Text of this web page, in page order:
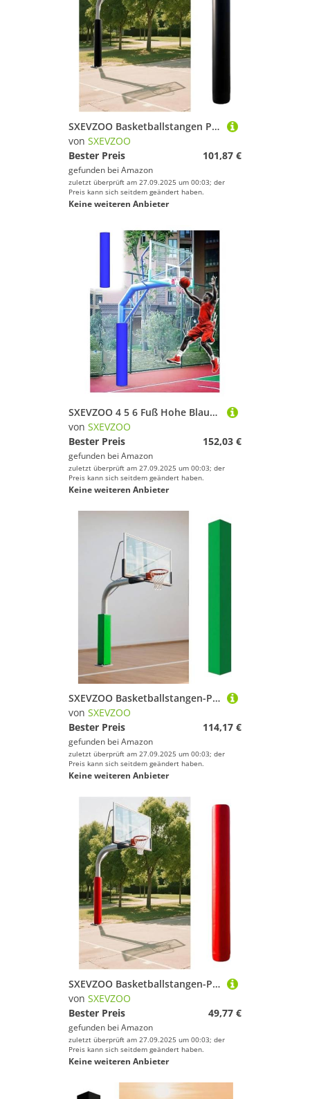
SXEVZOO Basketballstangen Polster 4 5 6 Fuß Hoch Polsterpolster Für Kellerstangen 2,4–10 Zoll Runde Stangenabdeckung für Trainingsspielerschutz und Sicherheit(H 4ft,9inch Pole)
von SXEVZOO
Bester Preis
101,87 €
gefunden bei Amazon
zuletzt überprüft am 27.09.2025 um 00:03; der
Preis kann sich seitdem geändert haben.
Keine weiteren Anbieter
SXEVZOO 4 5 6 Fuß Hohe Blaue Basketballstangen-Polsterung, 2cm Dick Basketball-Pfostenpolster, Allwetter-Wasserdicht Spielplatz Garage Polsterabdeckung(H 6ft,8.5inch Pole)
von SXEVZOO
Bester Preis
152,03 €
gefunden bei Amazon
zuletzt überprüft am 27.09.2025 um 00:03; der
Preis kann sich seitdem geändert haben.
Keine weiteren Anbieter
SXEVZOO Basketballstangen-Polsterung 180cm Hoch Quadratische Schaumstoff-Polsterabdeckung Ummantelung für 9x9,15x15,20x20cm Spielplatz-Pfostenpolster für Sicherheit(Green,8x8cm Pole)
von SXEVZOO
Bester Preis
114,17 €
gefunden bei Amazon
zuletzt überprüft am 27.09.2025 um 00:03; der
Preis kann sich seitdem geändert haben.
Keine weiteren Anbieter
SXEVZOO Basketballstangen-Polsterung, 4 5 6 Fuß Hohe, Runde Basketball-Pfostenpolster, Hochleistungs-Schaumstoff-Polsterabdeckung, für Fitnessstudios, Schulen, Garagen(H 5ft,2.5inch Pole)
von SXEVZOO
Bester Preis
49,77 €
gefunden bei Amazon
zuletzt überprüft am 27.09.2025 um 00:03; der
Preis kann sich seitdem geändert haben.
Keine weiteren Anbieter